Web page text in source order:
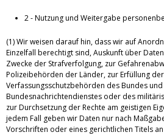
2 - Nutzung und Weitergabe
(1) Wir weisen darauf hin, dass wir auf
Einzelfall berechtigt sind, Auskunft über
Zwecke der Strafverfolgung, zur
Polizeibehörden der Länder, zur Erfüllung
Verfassungsschutzbehörden des Bundes
Bundesnachrichtendienstes oder des
zur Durchsetzung der Rechte am geistigen
jedem Fall geben wir Daten nur nach
Vorschriften oder eines gerichtlichen Titels